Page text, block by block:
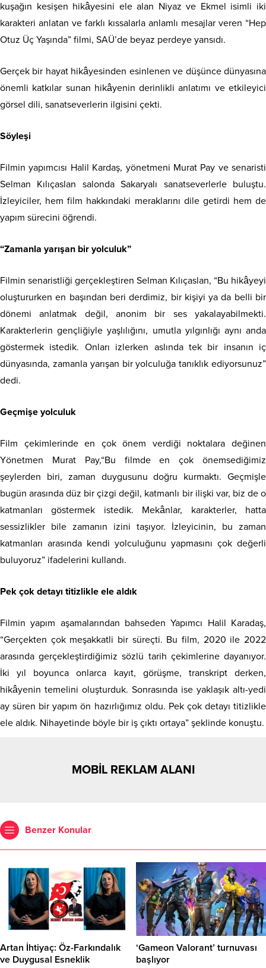
kuşağın kesişen hikâyesini ele alan Niyaz ve Ekmel isimli iki
karakteri anlatan ve farklı kıssalarla anlamlı mesajlar veren “Hep
Otuz Üç Yaşında” filmi, SAÜ’de beyaz perdeye yansıdı.
Gerçek bir hayat hikâyesinden esinlenen ve düşünce dünyasına
önemli katkılar sunan hikâyenin derinlikli anlatımı ve etkileyici
görsel dili, sanatseverlerin ilgisini çekti.
Söyleşi
Filmin yapımcısı Halil Kardaş, yönetmeni Murat Pay ve senaristi
Selman Kılıçaslan salonda Sakaryalı sanatseverlerle buluştu.
İzleyiciler, hem film hakkındaki meraklarını dile getirdi hem de
yapım sürecini öğrendi.
“Zamanla yarışan bir yolculuk”
Filmin senaristliği gerçekleştiren Selman Kılıçaslan, “Bu hikâyeyi
oluştururken en başından beri derdimiz, bir kişiyi ya da belli bir
dönemi anlatmak değil, anonim bir ses yakalayabilmekti.
Karakterlerin gençliğiyle yaşlılığını, umutla yılgınlığı aynı anda
göstermek istedik. Onları izlerken aslında tek bir insanın iç
dünyasında, zamanla yarışan bir yolculuğa tanıklık ediyorsunuz”
dedi.
Geçmişe yolculuk
Film çekimlerinde en çok önem verdiği noktalara değinen
Yönetmen Murat Pay,“Bu filmde en çok önemsediğimiz
şeylerden biri, zaman duygusunu doğru kurmaktı. Geçmişle
bugün arasında düz bir çizgi değil, katmanlı bir ilişki var, biz de o
katmanları göstermek istedik. Mekânlar, karakterler, hatta
sessizlikler bile zamanın izini taşıyor. İzleyicinin, bu zaman
katmanları arasında kendi yolculuğunu yapmasını çok değerli
buluyoruz” ifadelerini kullandı.
Pek çok detayı titizlikle ele aldık
Filmin yapım aşamalarından bahseden Yapımcı Halil Karadaş,
“Gerçekten çok meşakkatli bir süreçti. Bu film, 2020 ile 2022
arasında gerçekleştirdiğimiz sözlü tarih çekimlerine dayanıyor.
İki yıl boyunca onlarca kayıt, görüşme, transkript derken,
hikâyenin temelini oluşturduk. Sonrasında ise yaklaşık altı-yedi
ay süren bir yapım ön hazırlığımız oldu. Pek çok detayı titizlikle
ele aldık. Nihayetinde böyle bir iş çıktı ortaya” şeklinde konuştu.
MOBİL REKLAM ALANI
Benzer Konular
Artan İhtiyaç: Öz-Farkındalık
ve Duygusal Esneklik
‘Gameon Valorant’ turnuvası
başlıyor